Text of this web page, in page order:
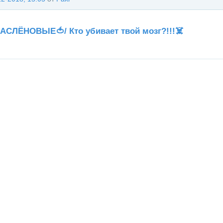
Кто убивает твой мозг?!!!☠️